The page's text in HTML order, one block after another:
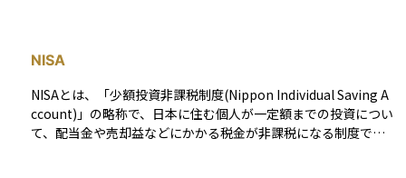
通算や損失の繰越控除を行う場合は確定申告が必要です。
NISA
NISAとは、「少額投資非課税制度(Nippon Individual Saving A
ccount)」の略称で、日本に住む個人が一定額までの投資につい
て、配当金や売却益などにかかる税金が非課税になる制度で